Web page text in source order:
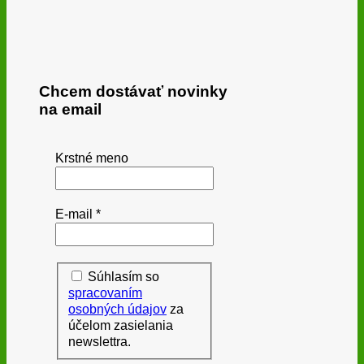
Chcem dostávať novinky
na email
Krstné meno
E-mail *
Súhlasím so
spracovaním
osobných údajov za
účelom zasielania
newslettra.